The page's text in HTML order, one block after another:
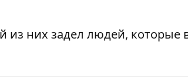
из них задел людей, которые